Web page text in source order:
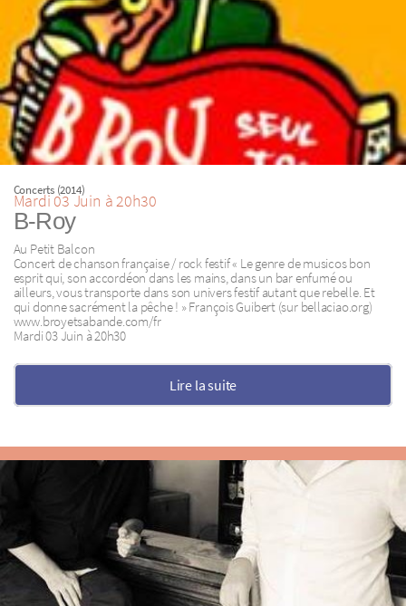
Concerts (2014)
Mardi 03 Juin à 20h30
B-Roy
Au Petit Balcon
Concert de chanson française / rock festif « Le genre de musicos bon
esprit qui, son accordéon dans les mains, dans un bar enfumé ou
ailleurs, vous transporte dans son univers festif autant que rebelle. Et
qui donne sacrément la pêche ! » François Guibert (sur bellaciao.org)
www.broyetsabande.com/fr
Mardi 03 Juin à 20h30
Lire la suite